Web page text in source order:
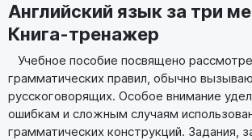
Английский язык за три
Книга-тренажер
Учебное пособие посвящено
грамматических правил, обычно
русскоговорящих. Особое внимание
ошибкам и сложным случаям
грамматических конструкций. Задания,